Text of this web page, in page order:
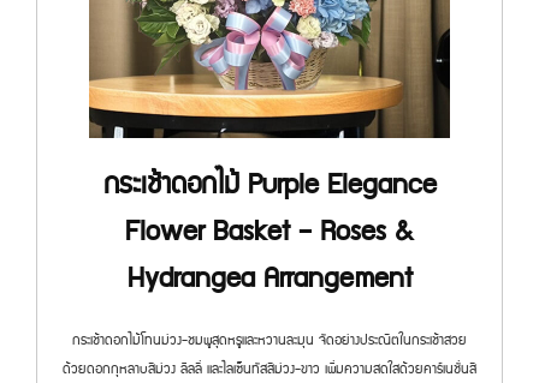
กระเช้าดอกไม้ Purple Elegance
Flower Basket – Roses &
Hydrangea Arrangement
กระเช้าดอกไม้โทนม่วง-ชมพูสุดหรูและหวานละมุน จัดอย่างประณีตในกระเช้าสวย
ด้วยดอกกุหลาบสีม่วง ลิลลี่ และไลเซ็นทัสสีม่วง-ขาว เพิ่มความสดใสด้วยคาร์เนชั่นสี